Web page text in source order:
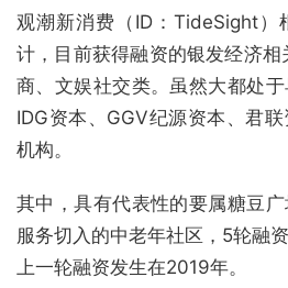
观潮新消费（ID：TideSight）
计，目前获得融资的银发经济
商、文娱社交类。虽然大都处
IDG资本、GGV纪源资本、君
机构。
其中，具有代表性的要属糖豆
服务切入的中老年社区，5轮融
上一轮融资发生在2019年。